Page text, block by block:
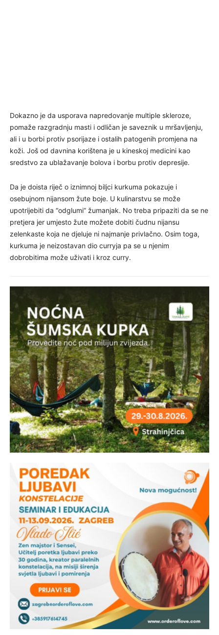
Dokazno je da usporava napredovanje multiple skleroze,
pomaže razgradnju masti i odličan je saveznik u mršavljenju,
ali i u borbi protiv psorijaze i ostalih patogenih promjena na
koži. Još od davnina korištena je u kineskoj medicini kao
sredstvo za ublažavanje bolova i borbu protiv depresije.
Da je doista riječ o iznimnoj biljci kurkuma pokazuje i
osebujnom nijansom žute boje. U kulinarstvu se može
upotrijebiti da “odglumi” žumanjak. No treba pripaziti da se ne
pretjera jer umjesto žute možete dobiti čudnu nijansu
zelenkaste koja ne djeluje ni najmanje privlačno. Osim toga,
kurkuma je neizostavan dio curryja pa se u njenim
dobrobitima može uživati i kroz curry.